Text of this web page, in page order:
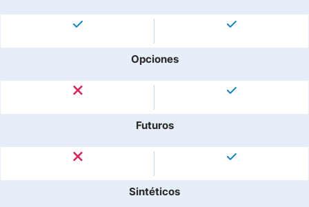
Opciones
Futuros
Sintéticos